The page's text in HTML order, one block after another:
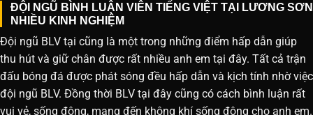
ĐỘI NGŨ BÌNH LUẬN VIÊN TIẾNG VIỆT TẠI LƯƠNG SƠN
NHIỀU KINH NGHIỆM
Đội ngũ BLV tại cũng là một trong những điểm hấp dẫn giúp
thu hút và giữ chân được rất nhiều anh em tại đây. Tất cả trận
đấu bóng đá được phát sóng đều hấp dẫn và kịch tính nhờ việc
đội ngũ BLV. Đồng thời BLV tại đây cũng có cách bình luận rất
vui vẻ, sống động, mang đến không khí sống động cho anh em.